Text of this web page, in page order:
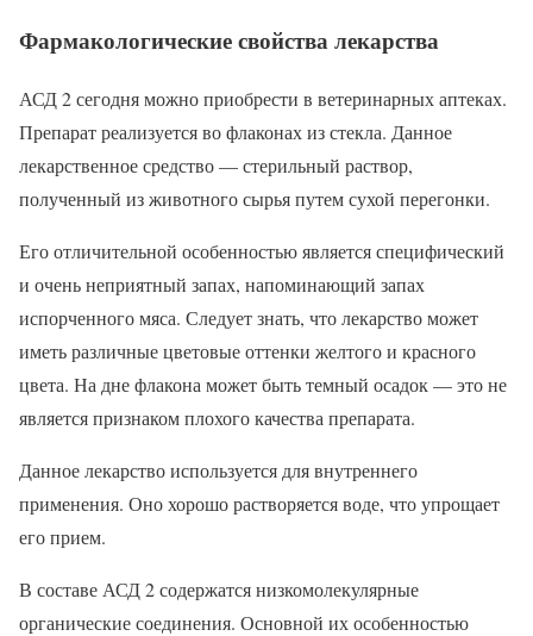
Фармакологические свойства лекарства
АСД 2 сегодня можно приобрести в ветеринарных аптеках.
Препарат реализуется во флаконах из стекла. Данное
лекарственное средство — стерильный раствор,
полученный из животного сырья путем сухой перегонки.
Его отличительной особенностью является специфический
и очень неприятный запах, напоминающий запах
испорченного мяса. Следует знать, что лекарство может
иметь различные цветовые оттенки желтого и красного
цвета. На дне флакона может быть темный осадок — это не
является признаком плохого качества препарата.
Данное лекарство используется для внутреннего
применения. Оно хорошо растворяется воде, что упрощает
его прием.
В составе АСД 2 содержатся низкомолекулярные
органические соединения. Основной их особенностью